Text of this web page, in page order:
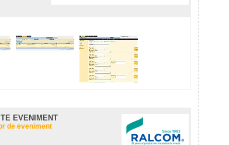
EVENIMENT
de eveniment